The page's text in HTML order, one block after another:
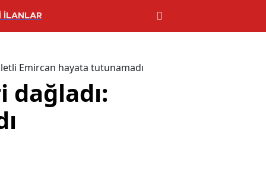
İLANLAR
Emircan hayata tutunamadı
dağladı: